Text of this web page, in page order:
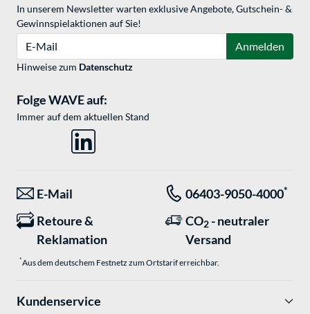
In unserem Newsletter warten exklusive Angebote, Gutschein- &
Gewinnspielaktionen auf Sie!
Anmelden
Hinweise zum Datenschutz
Folge WAVE auf:
Immer auf dem aktuellen Stand
E-Mail 06403-9050-4000*
Retoure &
Reklamation
CO2 - neutraler
Versand
*Aus dem deutschem Festnetz zum Ortstarif erreichbar.
Kundenservice